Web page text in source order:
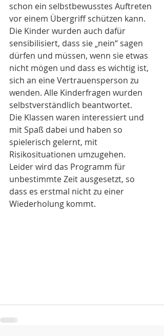
schon ein selbstbewusstes Auftreten
vor einem Übergriff schützen kann.
Die Kinder wurden auch dafür
sensibilisiert, dass sie „nein“ sagen
dürfen und müssen, wenn sie etwas
nicht mögen und dass es wichtig ist,
sich an eine Vertrauensperson zu
wenden. Alle Kinderfragen wurden
selbstverständlich beantwortet.
Die Klassen waren interessiert und
mit Spaß dabei und haben so
spielerisch gelernt, mit
Risikosituationen umzugehen.
Leider wird das Programm für
unbestimmte Zeit ausgesetzt, so
dass es erstmal nicht zu einer
Wiederholung kommt.